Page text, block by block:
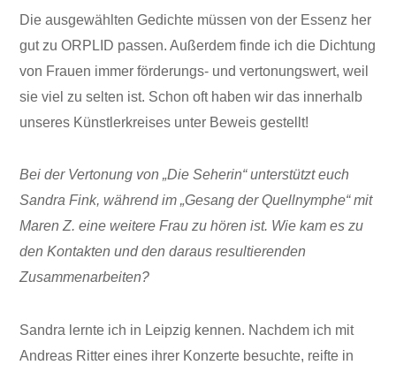
Die ausgewählten Gedichte müssen von der Essenz her
gut zu ORPLID passen. Außerdem finde ich die Dichtung
von Frauen immer förderungs- und vertonungswert, weil
sie viel zu selten ist. Schon oft haben wir das innerhalb
unseres Künstlerkreises unter Beweis gestellt!
Bei der Vertonung von „Die Seherin“ unterstützt euch
Sandra Fink, während im „Gesang der Quellnymphe“ mit
Maren Z. eine weitere Frau zu hören ist. Wie kam es zu
den Kontakten und den daraus resultierenden
Zusammenarbeiten?
Sandra lernte ich in Leipzig kennen. Nachdem ich mit
Andreas Ritter eines ihrer Konzerte besuchte, reifte in